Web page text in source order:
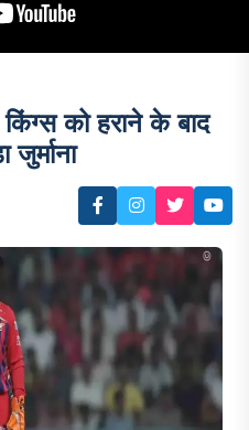
को हराने के बाद